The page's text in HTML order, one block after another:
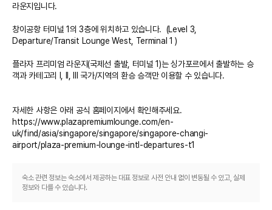
라운지입니다.
창이공항 터미널 1의 3층에 위치하고 있습니다.  (Level 3,
Departure/Transit Lounge West, Terminal 1 )
플라자 프리미엄 라운지(국제선 출발, 터미널 1)는 싱가포르에서 출발하는 승
객과 카테고리 I, II, III 국가/지역의 환승 승객만 이용할 수 있습니다.
자세한 사항은 아래 공식 홈페이지에서 확인해주세요.
https://www.plazapremiumlounge.com/en-
uk/find/asia/singapore/singapore/singapore-changi-
airport/plaza-premium-lounge-intl-departures-t1
숙소 관련 정보는 숙소에서 제공하는 대표 정보로 사전 안내 없이 변동될 수 있고, 실제
정보와 다를 수 있습니다.